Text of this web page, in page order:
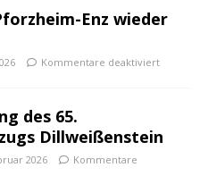
Enz wieder
Kommentare deaktiviert
des 65.
Dillweißenstein
2026
Kommentare